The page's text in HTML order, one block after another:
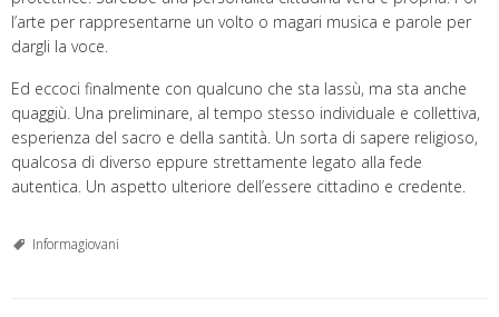
l’arte per rappresentarne un volto o magari musica e parole per
dargli la voce.
Ed eccoci finalmente con qualcuno che sta lassù, ma sta anche
quaggiù. Una preliminare, al tempo stesso individuale e collettiva,
esperienza del sacro e della santità. Un sorta di sapere religioso,
qualcosa di diverso eppure strettamente legato alla fede
autentica. Un aspetto ulteriore dell’essere cittadino e credente.
Informagiovani